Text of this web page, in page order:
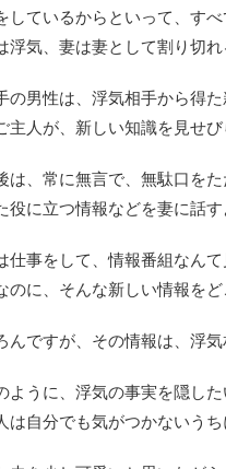
しているからといって、す
浮気、妻は妻として割り切れ
の男性は、浮気相手から得
主人が、新しい知識を見せ
は、常に無言で、無駄口を
役に立つ情報などを妻に話
仕事をして、情報番組なんて
のに、そんな新しい情報を
んですが、その情報は、浮
ように、浮気の事実を隠し
は自分でも気がつかないう